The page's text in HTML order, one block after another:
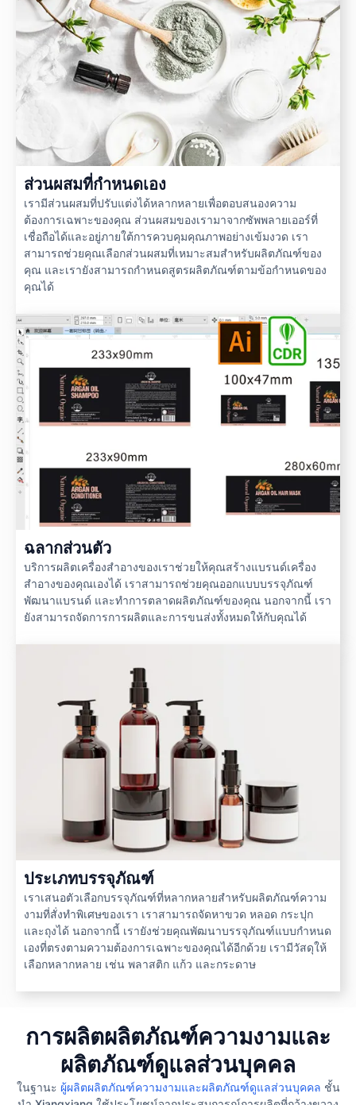
ส่วนผสมที่กำหนดเอง
เรามีส่วนผสมที่ปรับแต่งได้หลากหลายเพื่อตอบสนองความ
ต้องการเฉพาะของคุณ ส่วนผสมของเรามาจากซัพพลายเออร์ที่
เชื่อถือได้และอยู่ภายใต้การควบคุมคุณภาพอย่างเข้มงวด เรา
สามารถช่วยคุณเลือกส่วนผสมที่เหมาะสมสำหรับผลิตภัณฑ์ของ
คุณ และเรายังสามารถกำหนดสูตรผลิตภัณฑ์ตามข้อกำหนดของ
คุณได้
ฉลากส่วนตัว
บริการผลิตเครื่องสำอางของเราช่วยให้คุณสร้างแบรนด์เครื่อง
สำอางของคุณเองได้ เราสามารถช่วยคุณออกแบบบรรจุภัณฑ์
พัฒนาแบรนด์ และทำการตลาดผลิตภัณฑ์ของคุณ นอกจากนี้ เรา
ยังสามารถจัดการการผลิตและการขนส่งทั้งหมดให้กับคุณได้
ประเภทบรรจุภัณฑ์
เราเสนอตัวเลือกบรรจุภัณฑ์ที่หลากหลายสำหรับผลิตภัณฑ์ความ
งามที่สั่งทำพิเศษของเรา เราสามารถจัดหาขวด หลอด กระปุก
และถุงได้ นอกจากนี้ เรายังช่วยคุณพัฒนาบรรจุภัณฑ์แบบกำหนด
เองที่ตรงตามความต้องการเฉพาะของคุณได้อีกด้วย เรามีวัสดุให้
เลือกหลากหลาย เช่น พลาสติก แก้ว และกระดาษ
การผลิตผลิตภัณฑ์ความงามและ
ผลิตภัณฑ์ดูแลส่วนบุคคล
ในฐานะ ผู้ผลิตผลิตภัณฑ์ความงามและผลิตภัณฑ์ดูแลส่วนบุคคล ชั้น